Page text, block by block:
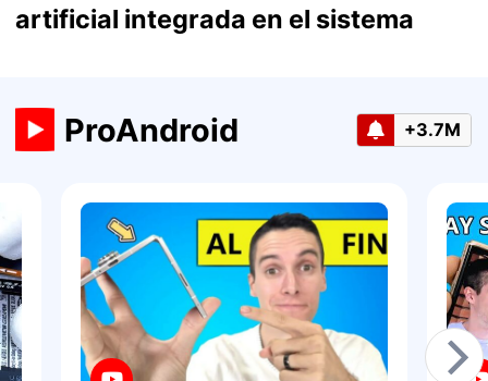
artificial integrada en el sistema
ProAndroid +3.7M